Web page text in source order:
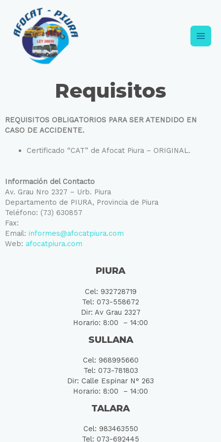
Requisitos
REQUISITOS OBLIGATORIOS PARA SER ATENDIDO EN
CASO DE ACCIDENTE.
Certificado “CAT” de Afocat Piura – ORIGINAL.
Información del Contacto
Av. Grau Nro 2327 – Urb. Piura
Departamento de PIURA, Provincia de Piura
Teléfono: (73) 630857
Fax:
Email: informes@afocatpiura.com
Web: afocatpiura.com
PIURA
Cel: 932728719
Tel: 073-558672
Dir: Av Grau 2327
Horario: 8:00 – 14:00
SULLANA
Cel: 968995660
Tel: 073-781803
Dir: Calle Espinar N° 263
Horario: 8:00 – 14:00
TALARA
Cel: 983463550
Tel: 073-692445